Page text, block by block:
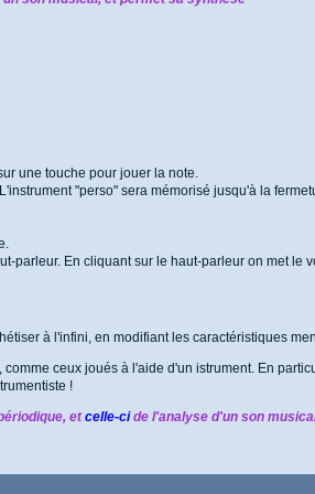
une touche pour jouer la note.
"perso" sera mémorisé jusqu'à la
parleur. En cliquant sur le haut-parleur on met le
à l'infini, en modifiant les caractéristiques
ceux joués à l'aide d'un istrument. En
!
etcelle-cide l'analyse d'un son